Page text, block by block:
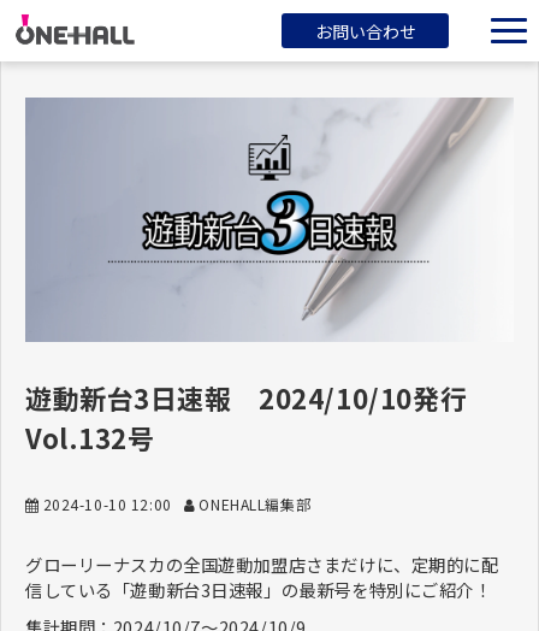
お問い合わせ
サービス一覧
ブログ
会社概要
遊動新台3日速報 2024/10/10発行
Vol.132号
2024-10-10 12:00 ONEHALL編集部
グローリーナスカの全国遊動加盟店さまだけに、定期的に配
信している「遊動新台3日速報」の最新号を特別にご紹介！